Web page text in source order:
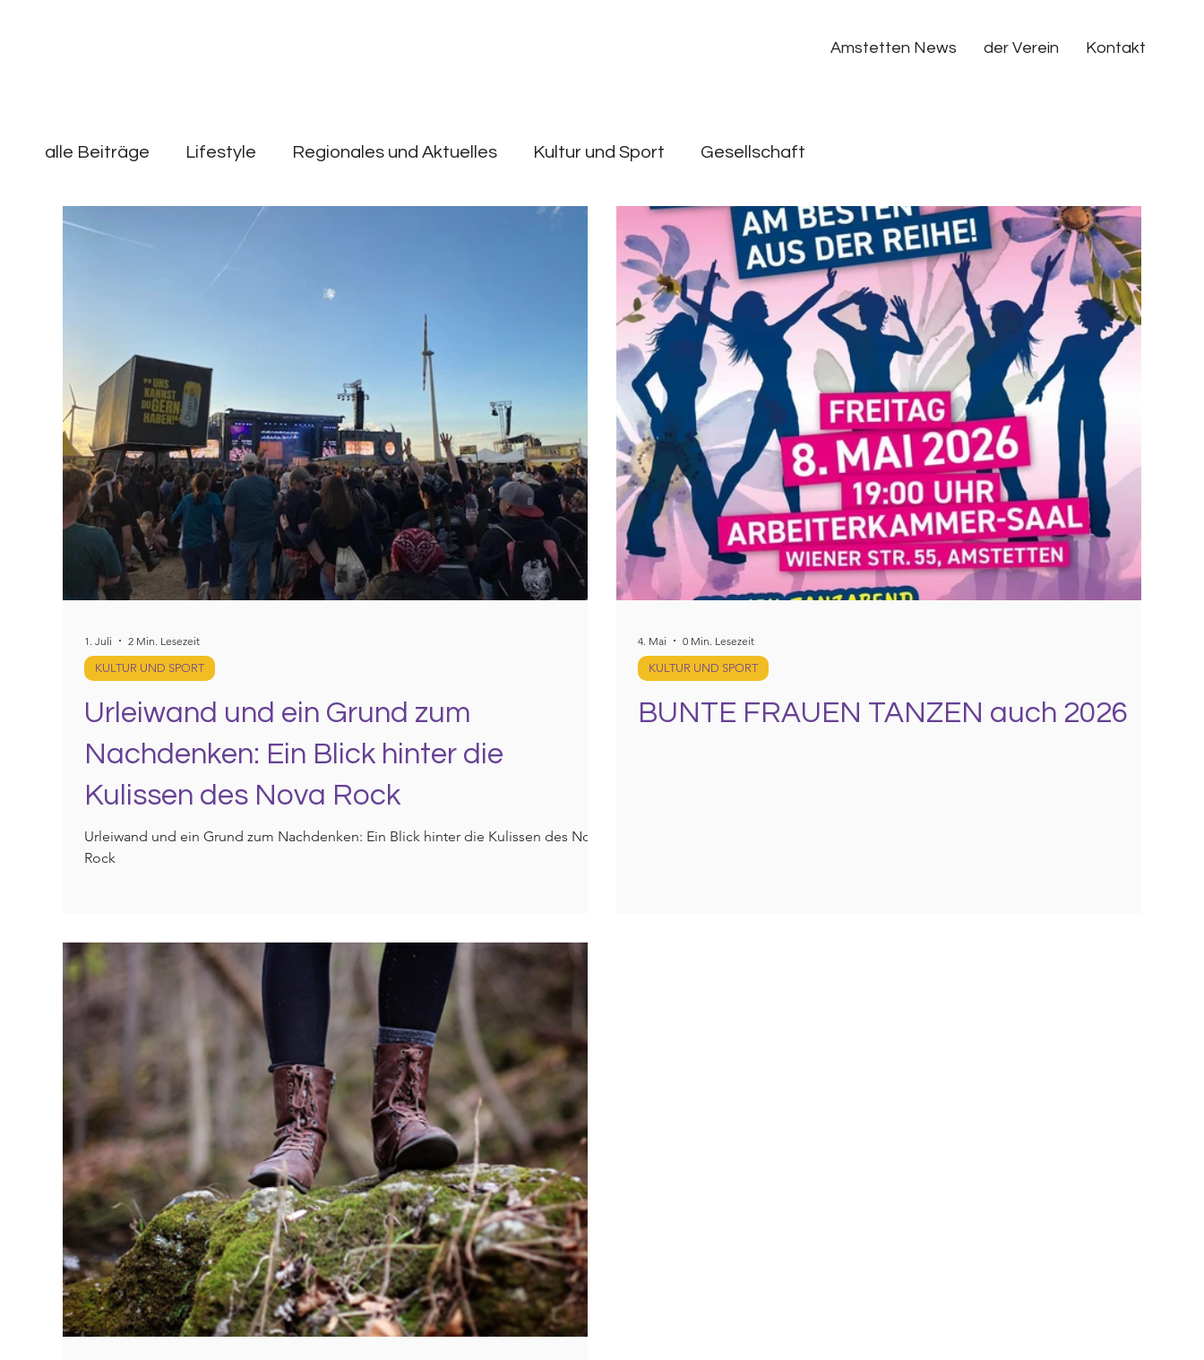
Amstetten News der Verein Kontakt
alle Beiträge Lifestyle Regionales und Aktuelles Kultur und Sport Gesellschaft
Urleiwand und ein Grund zum
Nachdenken: Ein Blick hinter die
Kulissen des Nova Rock
Urleiwand und ein Grund zum Nachdenken: Ein Blick hinter die Kulissen des Nova
Rock
KULTUR UND SPORT
1. Juli 2 Min. Lesezeit
BUNTE FRAUEN TANZEN auch 2026
KULTUR UND SPORT
4. Mai 0 Min. Lesezeit